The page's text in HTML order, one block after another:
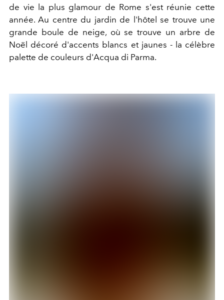
de vie la plus glamour de Rome s'est réunie cette
année. Au centre du jardin de l'hôtel se trouve une
grande boule de neige, où se trouve un arbre de
Noël décoré d'accents blancs et jaunes - la célèbre
palette de couleurs d'Acqua di Parma.